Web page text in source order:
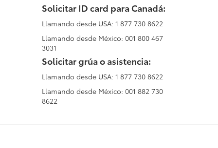
Solicitar ID card para Canadá:
Llamando desde USA: 1 877 730 8622
Llamando desde México: 001 800 467
3031
Solicitar grúa o asistencia:
Llamando desde USA: 1 877 730 8622
Llamando desde México: 001 882 730
8622